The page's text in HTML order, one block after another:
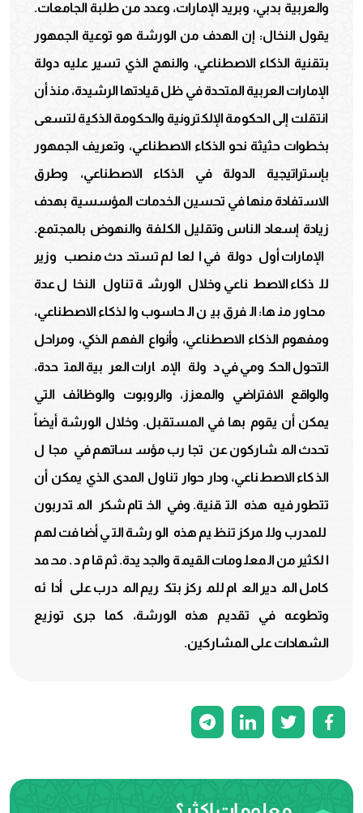
والعربية بدبي، وبريد الإمارات، وعدد من طلبة الجامعات.
يقول النخال: إن الهدف من الورشة هو توعية الجمهور
بتقنية الذكاء الاصطناعي، والنهج الذي تسير عليه دولة
الإمارات العربية المتحدة في ظل قيادتها الرشيدة، منذ أن
انتقلت إلى الحكومة الإلكترونية والحكومة الذكية لتسعى
بخطوات حثيثة نحو الذكاء الاصطناعي، وتعريف الجمهور
بإستراتيجية الدولة في الذكاء الاصطناعي، وطرق
الاستفادة منها في تحسين الخدمات المؤسسية بهدف
زيادة إسعاد الناس وتقليل الكلفة والنهوض بالمجتمع.
الإمارات أول دولة في العالم تستحدث منصب وزير
للذكاء الاصطناعي وخلال الورشة تناول النخال عدة
محاور منها: الفرق بين الحاسوب والذكاء الاصطناعي،
ومفهوم الذكاء الاصطناعي، وأنواع الفهم الذكي، ومراحل
التحول الحكومي في دولة الإمارات العربية المتحدة،
والواقع الافتراضي والمعزز، والروبوت والوظائف التي
يمكن أن يقوم بها في المستقبل. وخلال الورشة أيضاً
تحدث المشاركون عن تجارب مؤسساتهم في مجال
الذكاء الاصطناعي، ودار حوار تناول المدى الذي يمكن أن
تتطور فيه هذه التقنية. وفي الختام شكر المتدربون
للمدرب وللمركز تنظيم هذه الورشة التي أضافت لهم
الكثير من المعلومات القيمة والجديدة. ثم قام د. محمد
كامل المدير العام للمركز بتكريم المدرب على أدائه
وتطوعه في تقديم هذه الورشة، كما جرى توزيع
الشهادات على المشاركين.